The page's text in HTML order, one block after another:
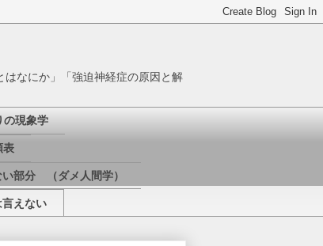
なにか」「強迫神経症の原因と解
の現象学
表
い部分 （ダメ人間学）
言えない